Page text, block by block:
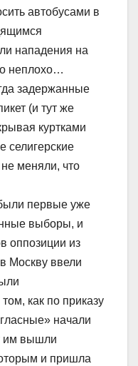
автобусами в
нападения на
неплохо…
задержанные
(и тут же
куртками
селигерские
меняли, что
первые уже
выборы, и
оппозиции из
Москву ввели
как по приказу
начали
им вышли
и пришла